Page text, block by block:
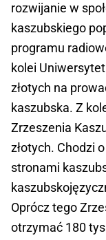
rozwijanie w
kaszubskiego
programu
kolei
złotych na
kaszubska. Z
Zrzeszenia
złotych. Chodzi
stronami
Oprócz tego
otrzymać 180